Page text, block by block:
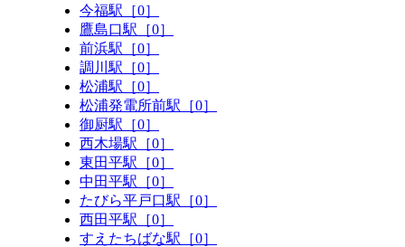
今福駅［0］
鷹島口駅［0］
前浜駅［0］
調川駅［0］
松浦駅［0］
松浦発電所前駅［0］
御厨駅［0］
西木場駅［0］
東田平駅［0］
中田平駅［0］
たびら平戸口駅［0］
西田平駅［0］
すえたちばな駅［0］